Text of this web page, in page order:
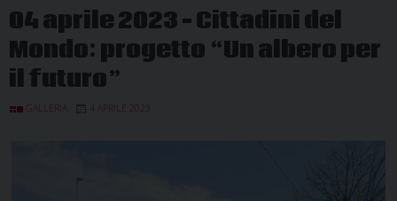
04 aprile 2023 – Cittadini del
Mondo: progetto “Un albero per
il futuro”
GALLERIA 4 APRILE 2023